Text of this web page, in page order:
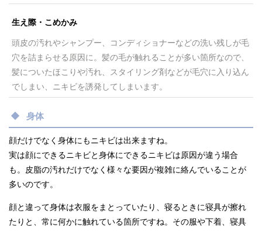
生え際・こめかみ
頭皮の汚れやシャンプー、コンディショナーなどの洗い残しが毛
穴を詰まらせる原因に。髪の毛が触れることが多い箇所なので、
髪についたほこりや汚れ、スタイリング剤などが毛穴に入り込ん
でしまい、ニキビを誘発してしまいます。
身体
顔だけでなく身体にもニキビは出来ますね。
実は顔にできるニキビと身体にできるニキビは原因が違う場合
も。皮脂の汚れだけでなく様々な要因が複雑に絡んでいることが
多いのです。
顔と違って身体は衣服をまとっていたり、寝るときに寝具が擦れ
たりと、常に何かに触れている箇所ですね。その服や下着、寝具